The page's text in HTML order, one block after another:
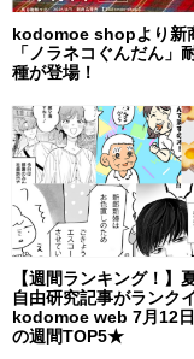
kodomoe shopより新
「ノラネコぐんだん」
種が登場！
【週間ランキング！】
自由研究記事がランク
kodomoe web 7月12
の週間TOP5★